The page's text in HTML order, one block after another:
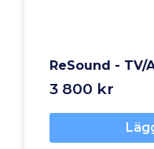
ReSound - TV/
3 800 kr